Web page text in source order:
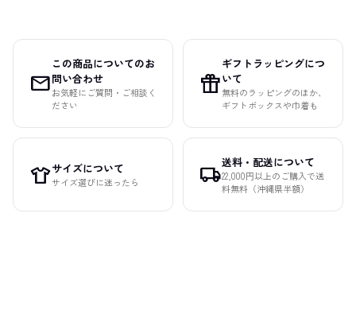
mail
この商品についてのお
問い合わせ
お気軽にご質問・ご相談く
ださい
featured_seasonal_and_gifts
ギフトラッピングにつ
いて
無料のラッピングのほか、
ギフトボックスや巾着も
apparelサイズについて
サイズ選びに迷ったら local_shipping送料・配送について
22,000円以上のご購入で送
料無料（沖縄県半額）